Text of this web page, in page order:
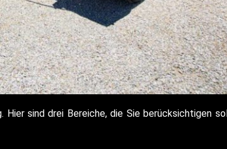
sind drei Bereiche, die Sie berücksichtigen